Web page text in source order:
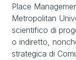
Stai
Place
Metropolitan
scientifico di
o indiretto,
strategica di